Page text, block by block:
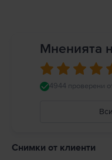
Мненията
4944 проверени
Снимки от клиенти